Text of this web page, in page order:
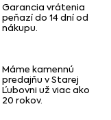
Garancia vrátenia
peňazí do 14 dní od
nákupu.
Máme kamennú
predajňu v Starej
Ľubovni už viac ako
20 rokov.